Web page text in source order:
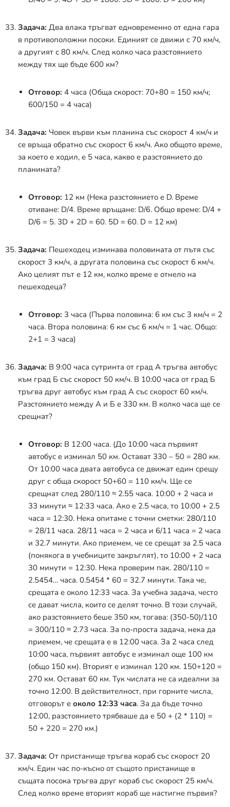
Задача: Два влака тръгват едновременно от една гара
в противоположни посоки. Единият се движи с 70 км/ч,
а другият с 80 км/ч. След колко часа разстоянието
между тях ще бъде 600 км?
Отговор: 4 часа (Обща скорост: 70+80 = 150 км/ч;
600/150 = 4 часа)
Задача: Човек върви към планина със скорост 4 км/ч и
се връща обратно със скорост 6 км/ч. Ако общото време,
за което е ходил, е 5 часа, какво е разстоянието до
планината?
Отговор: 12 км (Нека разстоянието е D. Време
отиване: D/4. Време връщане: D/6. Общо време: D/4 +
D/6 = 5. 3D + 2D = 60. 5D = 60. D = 12 км)
Задача: Пешеходец изминава половината от пътя със
скорост 3 км/ч, а другата половина със скорост 6 км/ч.
Ако целият път е 12 км, колко време е отнело на
пешеходеца?
Отговор: 3 часа (Първа половина: 6 км със 3 км/ч = 2
часа. Втора половина: 6 км със 6 км/ч = 1 час. Общо:
2+1 = 3 часа)
Задача: В 9:00 часа сутринта от град А тръгва автобус
към град Б със скорост 50 км/ч. В 10:00 часа от град Б
тръгва друг автобус към град А със скорост 60 км/ч.
Разстоянието между А и Б е 330 км. В колко часа ще се
срещнат?
Отговор: В 12:00 часа. (До 10:00 часа първият
автобус е изминал 50 км. Остават 330 – 50 = 280 км.
От 10:00 часа двата автобуса се движат един срещу
друг с обща скорост 50+60 = 110 км/ч. Ще се
срещнат след 280/110 ≈ 2.55 часа. 10:00 + 2 часа и
33 минути ≈ 12:33 часа. Ако е 2.5 часа, то 10:00 + 2.5
часа = 12:30. Нека опитаме с точни сметки: 280/110
= 28/11 часа. 28/11 часа = 2 часа и 6/11 часа = 2 часа
и 32.7 минути. Ако приемем, че се срещат за 2.5 часа
(понякога в учебниците закръглят), то 10:00 + 2 часа
30 минути = 12:30. Нека проверим пак. 280/110 =
2.5454… часа. 0.5454 * 60 = 32.7 минути. Така че,
срещата е около 12:33 часа. За учебна задача, често
се дават числа, които се делят точно. В този случай,
ако разстоянието беше 350 км, тогава: (350-50)/110
= 300/110 ≈ 2.73 часа. За по-проста задача, нека да
приемем, че срещата е в 12:00 часа. За 2 часа след
10:00 часа, първият автобус е изминал още 100 км
(общо 150 км). Вторият е изминал 120 км. 150+120 =
270 км. Остават 60 км. Тук числата не са идеални за
точно 12:00. В действителност, при горните числа,
отговорът е около 12:33 часа. За да бъде точно
12:00, разстоянието трябваше да е 50 + (2 * 110) =
50 + 220 = 270 км.)
Задача: От пристанище тръгва кораб със скорост 20
км/ч. Един час по-късно от същото пристанище в
същата посока тръгва друг кораб със скорост 25 км/ч.
След колко време вторият кораб ще настигне първия?